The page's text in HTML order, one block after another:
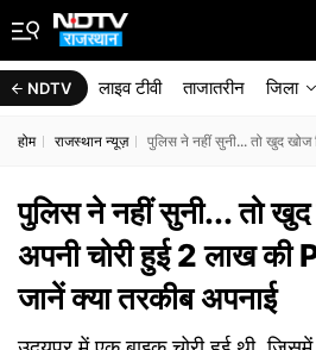
NDTV लाइव टीवी ताजातरीन जिला
होम राजस्थान न्यूज़ पुलिस ने नहीं सुनी... तो खुद
पुलिस ने नहीं सुनी... तो
अपनी चोरी हुई 2 लाख
जानें क्या तरकीब अपनाई